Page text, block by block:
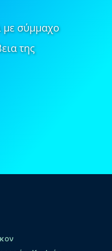
με σύμμαχο
της